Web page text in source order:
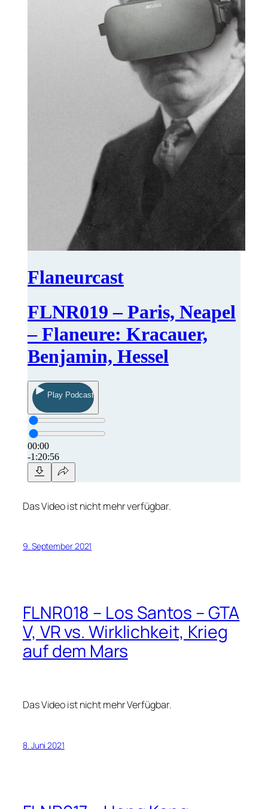
Das Video ist nicht mehr verfügbar.
9. September 2021
FLNR018 – Los Santos – GTA
V, VR vs. Wirklichkeit, Krieg
auf dem Mars
Das Video ist nicht mehr Verfügbar.
8. Juni 2021